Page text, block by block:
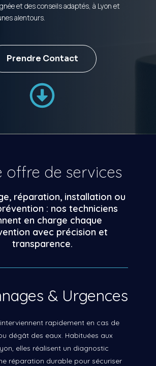
et des conseils adaptés, à Lyon et
alentours.
Prendre Contact
offre de services
réparation, installation ou
: nos techniciens
en charge chaque
avec précision et
transparence.
& Urgences
rapidement en cas de
dégât des eaux. Habituées aux
elles réalisent un diagnostic
réparation durable pour sécuriser